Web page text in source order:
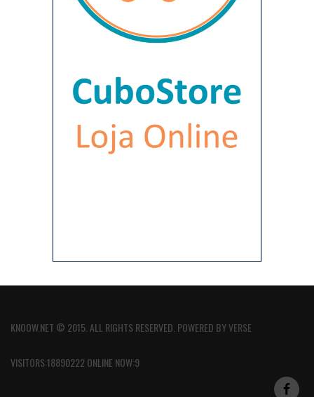
KNOOW.NET © 2015. ALL RIGHTS RESERVED. POWERED BYVERSE
VISITORS:18890222 ONLINE NOW:9